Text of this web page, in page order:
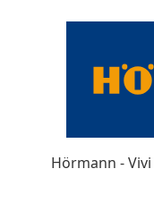
Hörmann -